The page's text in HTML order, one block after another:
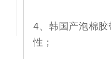
4、韩国产泡棉
性；